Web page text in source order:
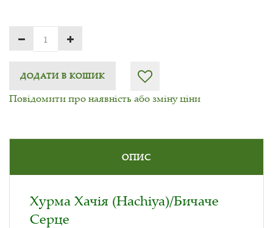
ДОДАТИ В КОШИК
Повідомити про наявність або зміну ціни
ОПИС
Хурма Хачія (Hachiya)/Бичаче
Серце